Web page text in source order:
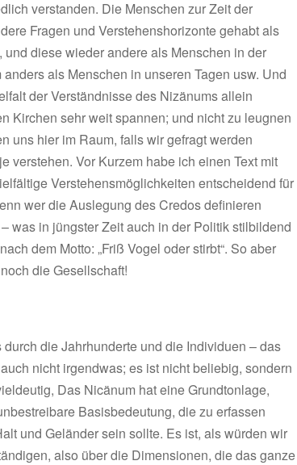
verstanden. Die Menschen zur Zeit der
Fragen und Verstehenshorizonte gehabt als
diese wieder andere als Menschen in der
als Menschen in unseren Tagen usw. Und
der Verständnisse des Nizänums allein
Kirchen sehr weit spannen; und nicht zu leugnen
uns hier im Raum, falls wir gefragt werden
verstehen. Vor Kurzem habe ich einen Text mit
Verstehensmöglichkeiten entscheidend für
wer die Auslegung des Credos definieren
was in jüngster Zeit auch in der Politik stilbildend
dem Motto: „Friß Vogel oder stirbt“. So aber
die Gesellschaft!
die Jahrhunderte und die Individuen – das
nicht irgendwas; es ist nicht beliebig, sondern
Das Nicänum hat eine Grundtonlage,
Basisbedeutung, die zu erfassen
und Geländer sein sollte. Es ist, als würden wir
also über die Dimensionen, die das ganze